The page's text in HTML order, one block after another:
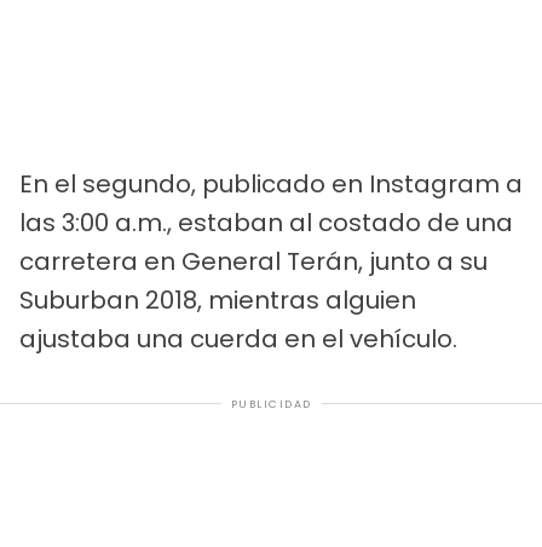
En el segundo, publicado en Instagram a
las 3:00 a.m., estaban al costado de una
carretera en General Terán, junto a su
Suburban 2018, mientras alguien
ajustaba una cuerda en el vehículo.
PUBLICIDAD